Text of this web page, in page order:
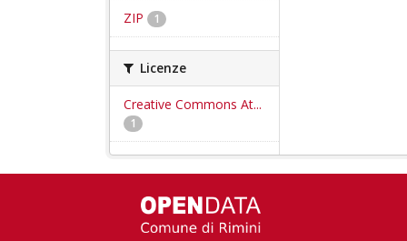
ZIP 1
Licenze
Creative Commons At...
1